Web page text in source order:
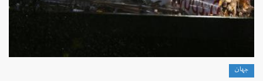
جهان